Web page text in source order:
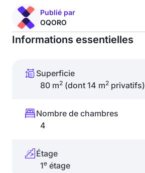
Publié par
OQORO
Informations essentielles
Superficie
80 m2 (dont 14 m2 privatifs)
Nombre de chambres
4
Étage
1e étage